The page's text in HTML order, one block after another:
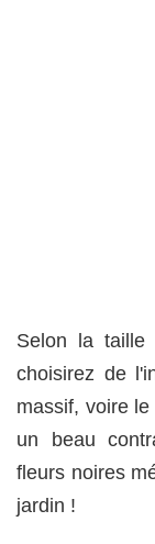
Selon la
choisirez de
massif, voire
un beau
fleurs noires
jardin !